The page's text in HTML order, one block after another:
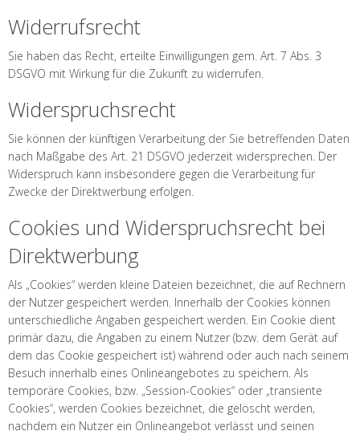
Widerrufsrecht
Sie haben das Recht, erteilte Einwilligungen gem. Art. 7 Abs. 3
DSGVO mit Wirkung für die Zukunft zu widerrufen.
Widerspruchsrecht
Sie können der künftigen Verarbeitung der Sie betreffenden Daten
nach Maßgabe des Art. 21 DSGVO jederzeit widersprechen. Der
Widerspruch kann insbesondere gegen die Verarbeitung für
Zwecke der Direktwerbung erfolgen.
Cookies und Widerspruchsrecht bei
Direktwerbung
Als „Cookies“ werden kleine Dateien bezeichnet, die auf Rechnern
der Nutzer gespeichert werden. Innerhalb der Cookies können
unterschiedliche Angaben gespeichert werden. Ein Cookie dient
primär dazu, die Angaben zu einem Nutzer (bzw. dem Gerät auf
dem das Cookie gespeichert ist) während oder auch nach seinem
Besuch innerhalb eines Onlineangebotes zu speichern. Als
temporäre Cookies, bzw. „Session-Cookies“ oder „transiente
Cookies“, werden Cookies bezeichnet, die gelöscht werden,
nachdem ein Nutzer ein Onlineangebot verlässt und seinen